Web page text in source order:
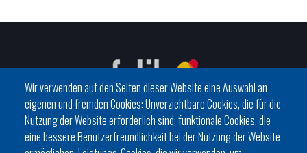
Wir verwenden auf den Seiten dieser Website eine Auswahl an
eigenen und fremden Cookies: Unverzichtbare Cookies, die für die
Nutzung der Website erforderlich sind; funktionale Cookies, die
eine bessere Benutzerfreundlichkeit bei der Nutzung der Website
C/ del General Riera, 111 07010 Palma